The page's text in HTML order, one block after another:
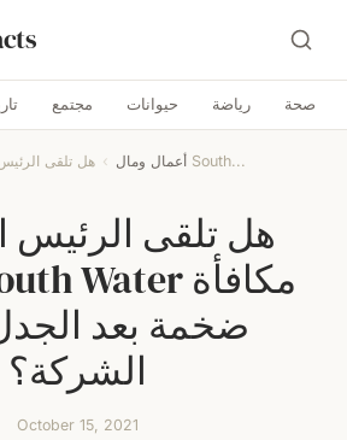
مجتمع حيوانات رياضة صحة
أعمال ومال › هل تلقى الرئيس التنفيذي لشركة South...
هل تلقى الرئيس
ضخمة بعد
الشركة؟
October 15, 2021